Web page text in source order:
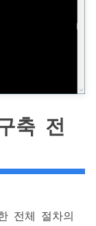
축 전
전체 절차의